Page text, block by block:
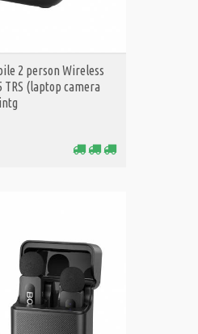
2 person Wireless
TRS (laptop camera